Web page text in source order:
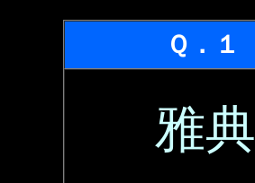
Ｑ．１
雅典